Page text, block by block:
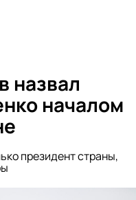
назвал
началом
президент страны,